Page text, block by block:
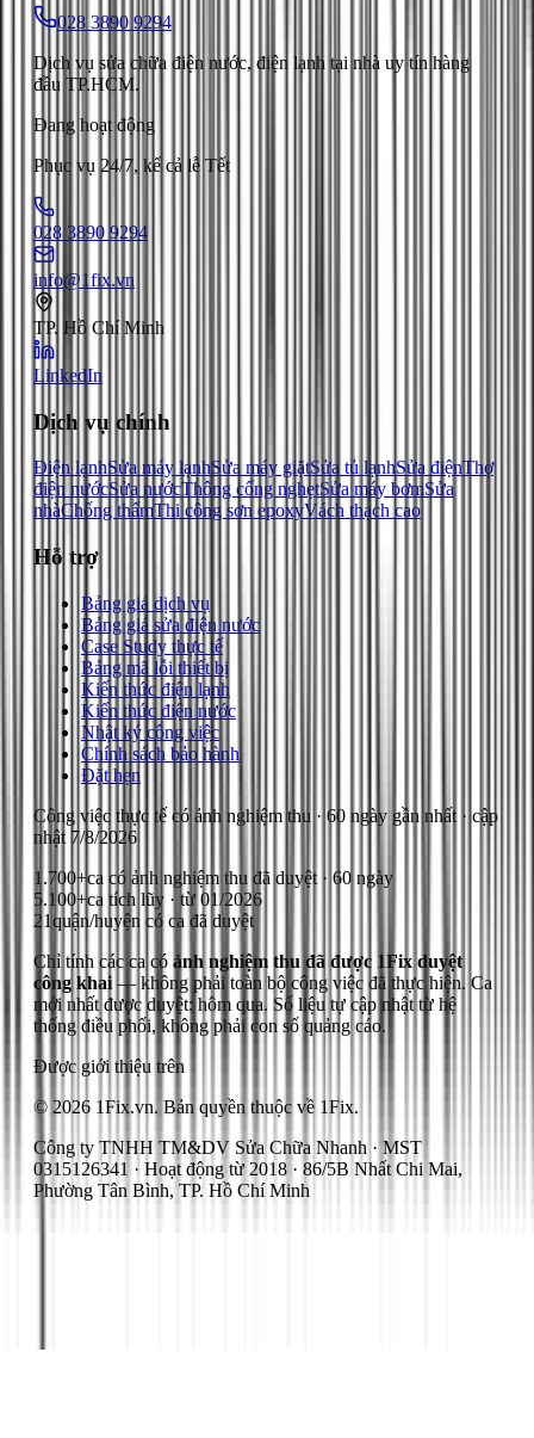
028 3890 9294
Dịch vụ sửa chữa điện nước, điện lạnh tại nhà uy tín hàng
đầu TP.HCM.
Đang hoạt động
Phục vụ 24/7, kể cả lễ Tết
028 3890 9294
info@1fix.vn
TP. Hồ Chí Minh
LinkedIn
Dịch vụ chính
Điện lạnhSửa máy lạnhSửa máy giặtSửa tủ lạnhSửa điệnThợ
điện nướcSửa nướcThông cống nghẹtSửa máy bơmSửa
nhàChống thấmThi công sơn epoxyVách thạch cao
Hỗ trợ
Bảng giá dịch vụ
Bảng giá sửa điện nước
Case Study thực tế
Bảng mã lỗi thiết bị
Kiến thức điện lạnh
Kiến thức điện nước
Nhật ký công việc
Chính sách bảo hành
Đặt hẹn
Công việc thực tế có ảnh nghiệm thu · 60 ngày gần nhất · cập
nhật 7/8/2026
1.700+ca có ảnh nghiệm thu đã duyệt · 60 ngày
5.100+ca tích lũy · từ 01/2026
21quận/huyện có ca đã duyệt
Chỉ tính các ca có ảnh nghiệm thu đã được 1Fix duyệt
công khai — không phải toàn bộ công việc đã thực hiện. Ca
mới nhất được duyệt: hôm qua. Số liệu tự cập nhật từ hệ
thống điều phối, không phải con số quảng cáo.
Được giới thiệu trên
© 2026 1Fix.vn. Bản quyền thuộc về 1Fix.
Công ty TNHH TM&DV Sửa Chữa Nhanh · MST
0315126341 · Hoạt động từ 2018 · 86/5B Nhất Chi Mai,
Phường Tân Bình, TP. Hồ Chí Minh